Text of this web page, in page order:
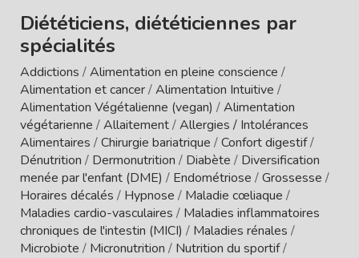
Diététiciens, diététiciennes par
spécialités
Addictions /Alimentation en pleine conscience /
Alimentation et cancer/Alimentation Intuitive /
Alimentation Végétalienne (vegan) /Alimentation
végétarienne /Allaitement/Allergies / Intolérances
Alimentaires /Chirurgie bariatrique /Confort digestif/
Dénutrition / Dermonutrition / Diabète / Diversification
menée par l'enfant (DME) / Endométriose /Grossesse /
Horaires décalés / Hypnose / Maladie cœliaque /
Maladies cardio-vasculaires / Maladies inflammatoires
chroniques de l'intestin (MICI) / Maladies rénales /
Microbiote / Micronutrition / Nutrition du sportif/